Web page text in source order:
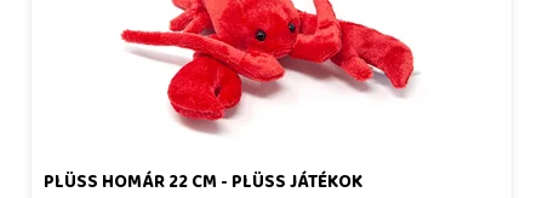
PLÜSS HOMÁR 22 CM - PLÜSS JÁTÉKOK